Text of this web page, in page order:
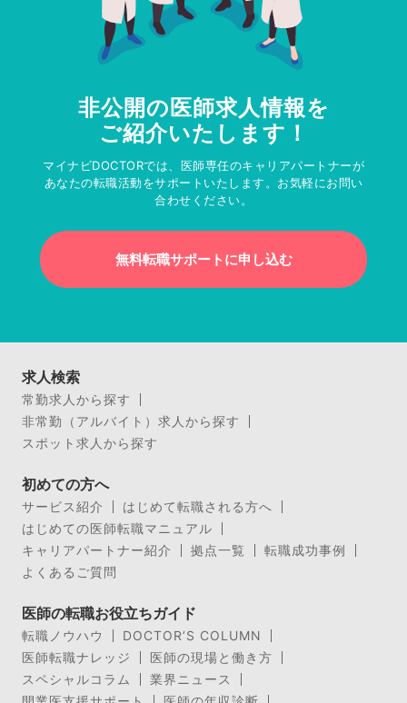
非公開の医師求人情報を
ご紹介いたします！
マイナビDOCTORでは、医師専任のキャリアパートナーが
あなたの転職活動をサポートいたします。お気軽にお問い
合わせください。
無料転職サポートに申し込む
求人検索
常勤求人から探す
非常勤（アルバイト）求人から探す
スポット求人から探す
初めての方へ
サービス紹介
はじめて転職される方へ
はじめての医師転職マニュアル
キャリアパートナー紹介
拠点一覧
転職成功事例
よくあるご質問
医師の転職お役立ちガイド
転職ノウハウ
DOCTOR’S COLUMN
医師転職ナレッジ
医師の現場と働き方
スペシャルコラム
業界ニュース